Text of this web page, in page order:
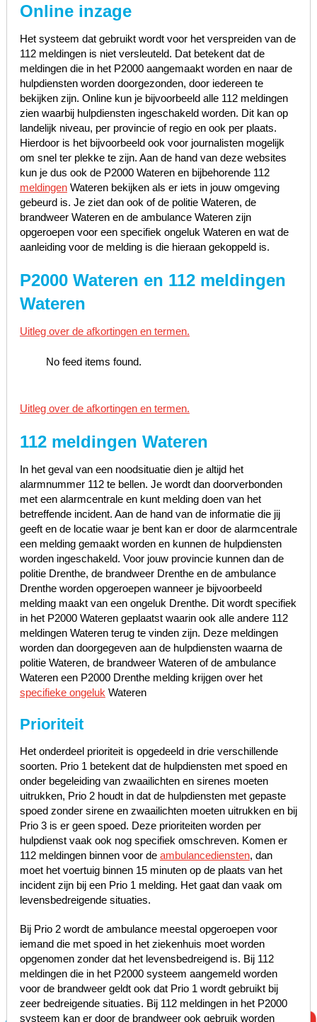
Online inzage
Het systeem dat gebruikt wordt voor het verspreiden van de
112 meldingen is niet versleuteld. Dat betekent dat de
meldingen die in het P2000 aangemaakt worden en naar de
hulpdiensten worden doorgezonden, door iedereen te
bekijken zijn. Online kun je bijvoorbeeld alle 112 meldingen
zien waarbij hulpdiensten ingeschakeld worden. Dit kan op
landelijk niveau, per provincie of regio en ook per plaats.
Hierdoor is het bijvoorbeeld ook voor journalisten mogelijk
om snel ter plekke te zijn. Aan de hand van deze websites
kun je dus ook de P2000 Wateren en bijbehorende 112
meldingenWateren bekijken als er iets in jouw omgeving
gebeurd is. Je ziet dan ook of de politie Wateren, de
brandweer Wateren en de ambulance Wateren zijn
opgeroepen voor een specifiek ongeluk Wateren en wat de
aanleiding voor de melding is die hieraan gekoppeld is.
P2000 Wateren en 112 meldingen
Wateren
Uitleg over de afkortingen en termen.
No feed items found.
Uitleg over de afkortingen en termen.
112 meldingen Wateren
In het geval van een noodsituatie dien je altijd het
alarmnummer 112 te bellen. Je wordt dan doorverbonden
met een alarmcentrale en kunt melding doen van het
betreffende incident. Aan de hand van de informatie die jij
geeft en de locatie waar je bent kan er door de alarmcentrale
een melding gemaakt worden en kunnen de hulpdiensten
worden ingeschakeld. Voor jouw provincie kunnen dan de
politie Drenthe, de brandweer Drenthe en de ambulance
Drenthe worden opgeroepen wanneer je bijvoorbeeld
melding maakt van een ongeluk Drenthe. Dit wordt specifiek
in het P2000 Wateren geplaatst waarin ook alle andere 112
meldingen Wateren terug te vinden zijn. Deze meldingen
worden dan doorgegeven aan de hulpdiensten waarna de
politie Wateren, de brandweer Wateren of de ambulance
Wateren een P2000 Drenthe melding krijgen over het
specifieke ongeluk Wateren
Prioriteit
Het onderdeel prioriteit is opgedeeld in drie verschillende
soorten. Prio 1 betekent dat de hulpdiensten met spoed en
onder begeleiding van zwaailichten en sirenes moeten
uitrukken, Prio 2 houdt in dat de hulpdiensten met gepaste
spoed zonder sirene en zwaailichten moeten uitrukken en bij
Prio 3 is er geen spoed. Deze prioriteiten worden per
hulpdienst vaak ook nog specifiek omschreven. Komen er
112 meldingen binnen voor de ambulancediensten, dan
moet het voertuig binnen 15 minuten op de plaats van het
incident zijn bij een Prio 1 melding. Het gaat dan vaak om
levensbedreigende situaties.
Bij Prio 2 wordt de ambulance meestal opgeroepen voor
iemand die met spoed in het ziekenhuis moet worden
opgenomen zonder dat het levensbedreigend is. Bij 112
meldingen die in het P2000 systeem aangemeld worden
voor de brandweer geldt ook dat Prio 1 wordt gebruikt bij
zeer bedreigende situaties. Bij 112 meldingen in het P2000
systeem kan er door de brandweer ook gebruik worden